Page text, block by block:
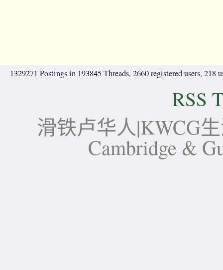
1329271 Postings in 193845 Threads, 2660 registered users, 218
RSS
滑铁卢华人|KWCG
Cambridge &